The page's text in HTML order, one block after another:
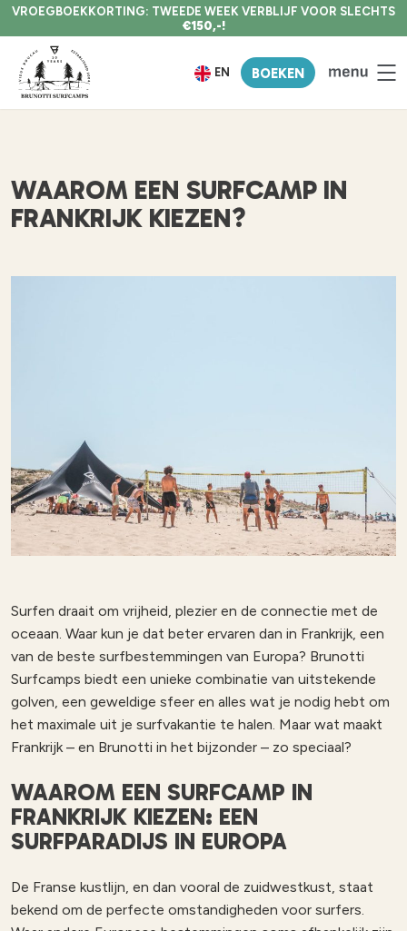
VROEGBOEKKORTING: TWEEDE WEEK VERBLIJF VOOR SLECHTS
€150,-!
EN BOEKEN
WAAROM EEN SURFCAMP IN
FRANKRIJK KIEZEN?
Surfen draait om vrijheid, plezier en de connectie met de
oceaan. Waar kun je dat beter ervaren dan in Frankrijk, een
van de beste surfbestemmingen van Europa? Brunotti
Surfcamps biedt een unieke combinatie van uitstekende
golven, een geweldige sfeer en alles wat je nodig hebt om
het maximale uit je surfvakantie te halen. Maar wat maakt
Frankrijk – en Brunotti in het bijzonder – zo speciaal?
WAAROM EEN SURFCAMP IN
FRANKRIJK KIEZEN: EEN
SURFPARADIJS IN EUROPA
De Franse kustlijn, en dan vooral de zuidwestkust, staat
bekend om de perfecte omstandigheden voor surfers.